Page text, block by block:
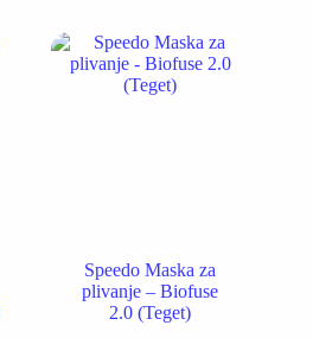
Speedo Maska za
plivanje – Biofuse
2.0 (Teget)